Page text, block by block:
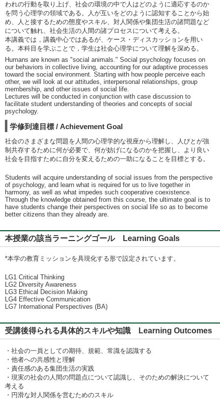
われの行動を取り上げ、社会の環境の中で人はどのように適応するのか
を問う心理学の領域である。人が互いをどのように認知することから始
め、人と接するための態度やスキル、対人関係や集団生活の諸問題など
について触れ、社会生活の人間の諸プロセスについて考える。
本講義では，講義中心ではあるが、ケース・ディスカッションを用い
る。本科目を学ぶことで，学生は社会心理学について理解を深める。
Humans are known as "social animals." Social psychology focuses on
our behaviors in collective living, accounting for our adaptive processes
toward the social environment. Starting with how people perceive each
other, we will look at our attitudes, interpersonal relationships, group
membership, and other issues of social life.
Lectures will be conducted in conjunction with case discussion to
facilitate student understanding of theories and concepts of social
psychology.
学修到達目標 / Achievement Goal
社会のさまざまな問題を人間の心理学的な視座から理解し、人びとが強
制共存するために何が必要で、何が妨げになるのかを把握し、より良い
社会を目指すために自分を変えるための一助になることを目標とする。
Students will acquire understanding of social issues from the perspective
of psychology, and learn what is required for us to live together in
harmony, as well as what impedes such cooperative coexistence.
Through the knowledge obtained from this course, the ultimate goal is to
have students change their perspectives on social life so as to become
better citizens than they already are.
本授業の該当ラーニングゴール Learning Goals
*本学の教育ミッションを具現化する形で設定されています。
LG1 Critical Thinking
LG2 Diversity Awareness
LG3 Ethical Decision Making
LG4 Effective Communication
LG7 International Perspectives (BA)
受講後得られる具体的スキルや知識 Learning Outcomes
・社会の一員としての期待、規範、常識を認識する
・他者への共感性と理解
・責任感のある集団生活の実践
・現実の社会の人間の問題点について認識し、そのための解決について
考える
・円滑な対人関係を営むためのスキル